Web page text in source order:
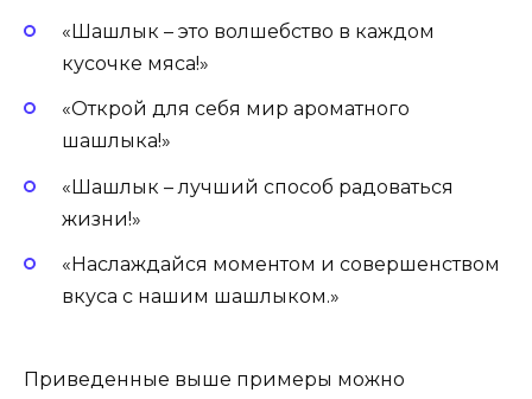
«Шашлык – это волшебство в каждом
кусочке мяса!»
«Открой для себя мир ароматного
шашлыка!»
«Шашлык – лучший способ радоваться
жизни!»
«Наслаждайся моментом и совершенством
вкуса с нашим шашлыком.»
Приведенные выше примеры можно